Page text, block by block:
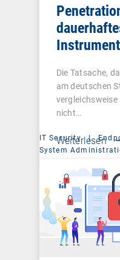
Instrument
Die Tatsache,
am deutschen
nicht…
Weiterlesen
IT Security |
System